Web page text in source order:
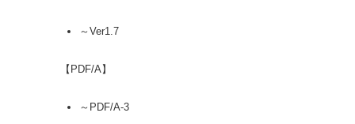
～Ver1.7
【PDF/A】
～PDF/A-3